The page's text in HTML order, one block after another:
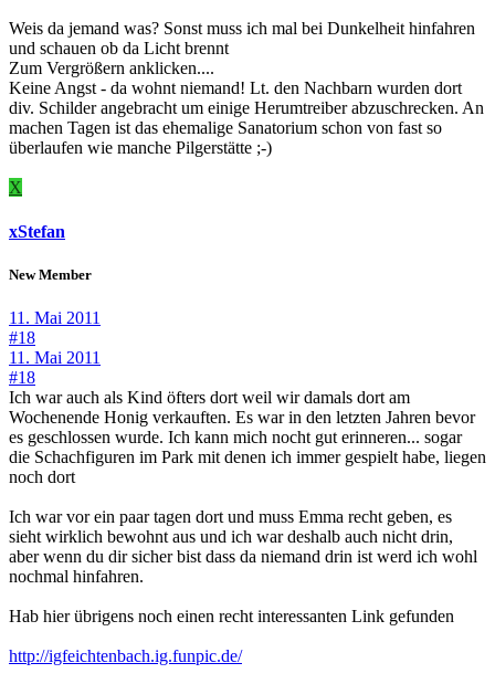
Weis da jemand was? Sonst muss ich mal bei Dunkelheit hinfahren
und schauen ob da Licht brennt
Zum Vergrößern anklicken....
Keine Angst - da wohnt niemand! Lt. den Nachbarn wurden dort
div. Schilder angebracht um einige Herumtreiber abzuschrecken. An
machen Tagen ist das ehemalige Sanatorium schon von fast so
überlaufen wie manche Pilgerstätte ;-)
X
xStefan
New Member
11. Mai 2011
#18
11. Mai 2011
#18
Ich war auch als Kind öfters dort weil wir damals dort am
Wochenende Honig verkauften. Es war in den letzten Jahren bevor
es geschlossen wurde. Ich kann mich nocht gut erinneren... sogar
die Schachfiguren im Park mit denen ich immer gespielt habe, liegen
noch dort
Ich war vor ein paar tagen dort und muss Emma recht geben, es
sieht wirklich bewohnt aus und ich war deshalb auch nicht drin,
aber wenn du dir sicher bist dass da niemand drin ist werd ich wohl
nochmal hinfahren.
Hab hier übrigens noch einen recht interessanten Link gefunden
http://igfeichtenbach.ig.funpic.de/